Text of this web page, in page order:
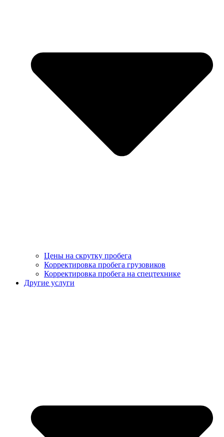
Цены на скрутку пробега
Корректировка пробега грузовиков
Корректировка пробега на спецтехнике
Другие услуги